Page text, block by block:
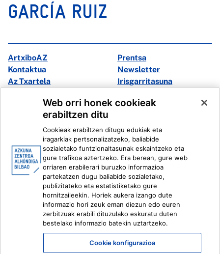
GARCÍA RUIZ
ArtxiboAZ
Prentsa
Kontaktua
Newsletter
Az Txartela
Irisgarritasuna
Instagram
Youtube
Linkedin
Ivoox
Lege informazioa Barneko Informazio Sistema
Web orri honek cookieak
erabiltzen ditu
Cookieak erabiltzen ditugu edukiak eta
iragarkiak pertsonalizatzeko, baliabide
sozialetako funtzionaltasunak eskaintzeko eta
gure trafikoa aztertzeko. Era berean, gure web
orriaren erabilerari buruzko informazioa
partekatzen dugu baliabide sozialetako,
publizitateko eta estatistiketako gure
hornitzaileekin. Horiek aukera izango dute
informazio hori zeuk eman diezun edo euren
zerbitzuak erabili dituzulako eskuratu duten
bestelako informazio batekin uztartzeko.
Cookie konfigurazioa